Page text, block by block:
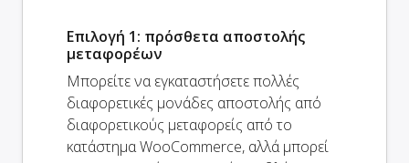
Επιλογή 1: πρόσθετα αποστολής
μεταφορέων
Μπορείτε να εγκαταστήσετε πολλές
διαφορετικές μονάδες αποστολής από
διαφορετικούς μεταφορείς από το
κατάστημα WooCommerce, αλλά μπορεί